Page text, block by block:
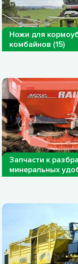
Ножи для
комбайнов (15)
Запчасти к
минеральных